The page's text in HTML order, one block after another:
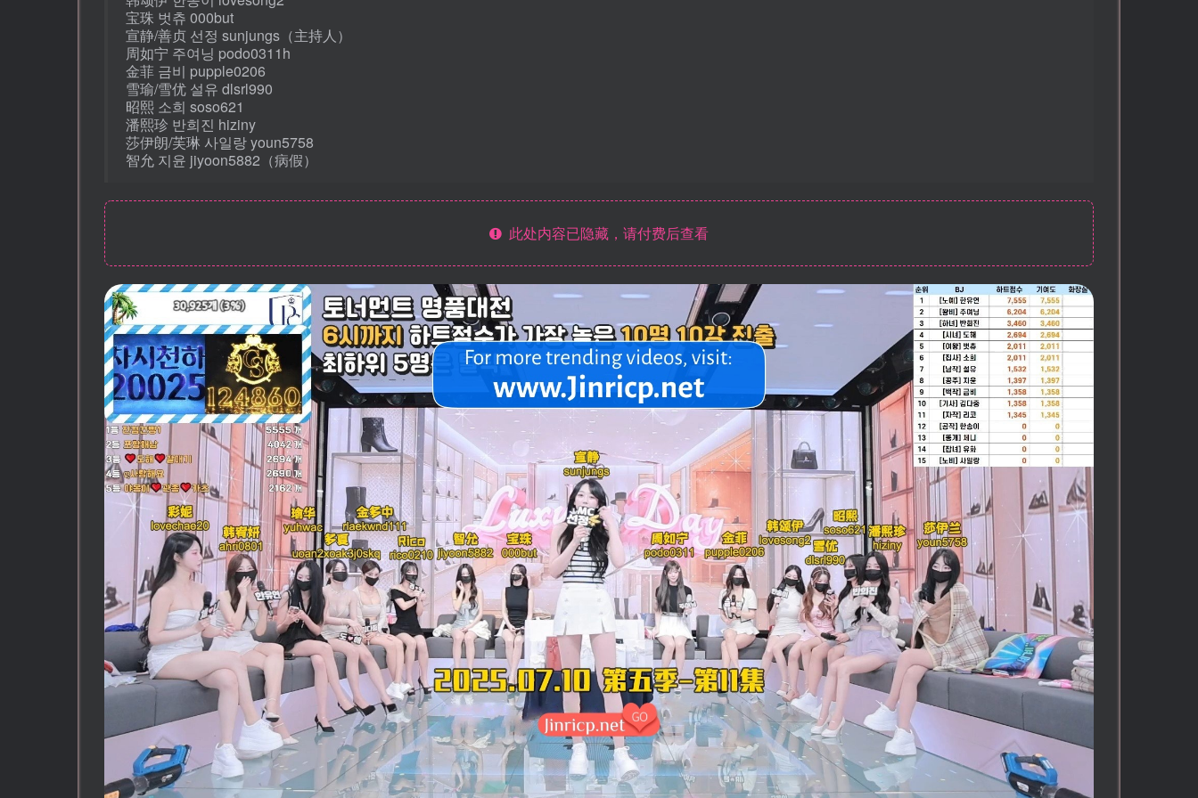
宝珠 벗츄 000but
宣静/善贞 선정 sunjungs（主持人）
周如宁 주여닝 podo0311h
金菲 금비 pupple0206
雪瑜/雪优 설유 dlsrl990
昭熙 소희 soso621
潘熙珍 반희진 hiziny
莎伊朗/芙琳 사일랑 youn5758
智允 지윤 jiyoon5882（病假）
此处内容已隐藏，请付费后查看